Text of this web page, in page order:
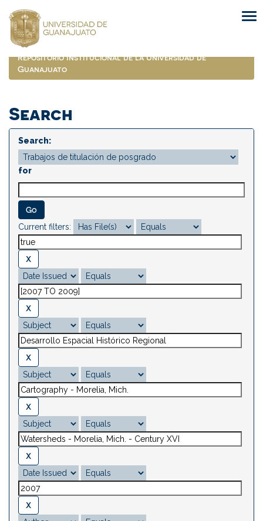
navigation
Repositorio Institucional de la Universidad de
Guanajuato
Search
Search:
for
Current filters: